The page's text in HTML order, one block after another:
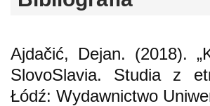
Ajdačić, Dejan. (2018).
SlovoSlavia. Studia z
Łódź: Wydawnictwo